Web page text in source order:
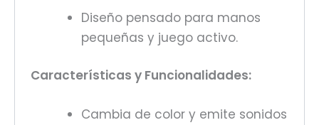
Diseño pensado para manos
pequeñas y juego activo.
Características y Funcionalidades:
Cambia de color y emite sonidos